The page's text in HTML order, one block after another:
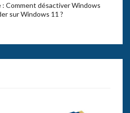
Comment désactiver Windows
sur Windows 11 ?